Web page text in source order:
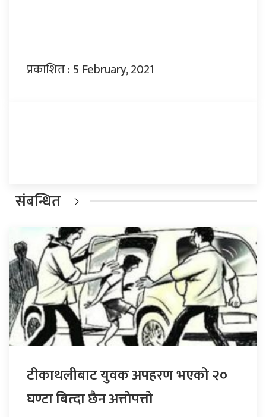
प्रकाशित : 5 February, 2021
संबन्धित
टीकाथलीबाट युवक अपहरण भएको २०
घण्टा बित्दा छैन अत्तोपत्तो